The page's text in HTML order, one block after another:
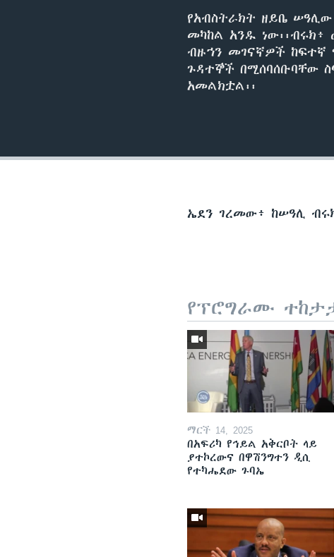
የአብስትራክት ዘይቤ
መካከል አንዱ
ብዙኀን መገናኛዎች ከፍተኛ
ጉዳተኞች በሚሰባሰቡባቸው
አመልክቷል፡፡
ኤደን ገረመው፥ ከሠዓሊ
የፕሮግራሙ
ማርች 14, 2025
በአፍሪካ የኅይል አቅርቦት ላይ
ያተኮረውና በዋሽንግተን ዲሲ
የተካሔደው ጉባኤ